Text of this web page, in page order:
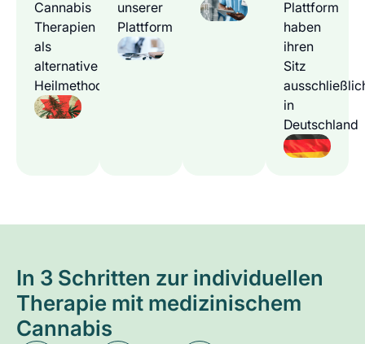
Cannabis
Therapien
als
alternative
Heilmethode
unserer
Plattform
Plattform
haben
ihren
Sitz
in
Deutschland
In 3 Schritten zur individuellen
Therapie mit medizinischem
Cannabis